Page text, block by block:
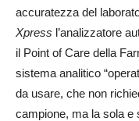
accuratezza del
Xpress l’analizzatore
il Point of Care della
sistema analitico
da usare, che non
campione, ma la sola e